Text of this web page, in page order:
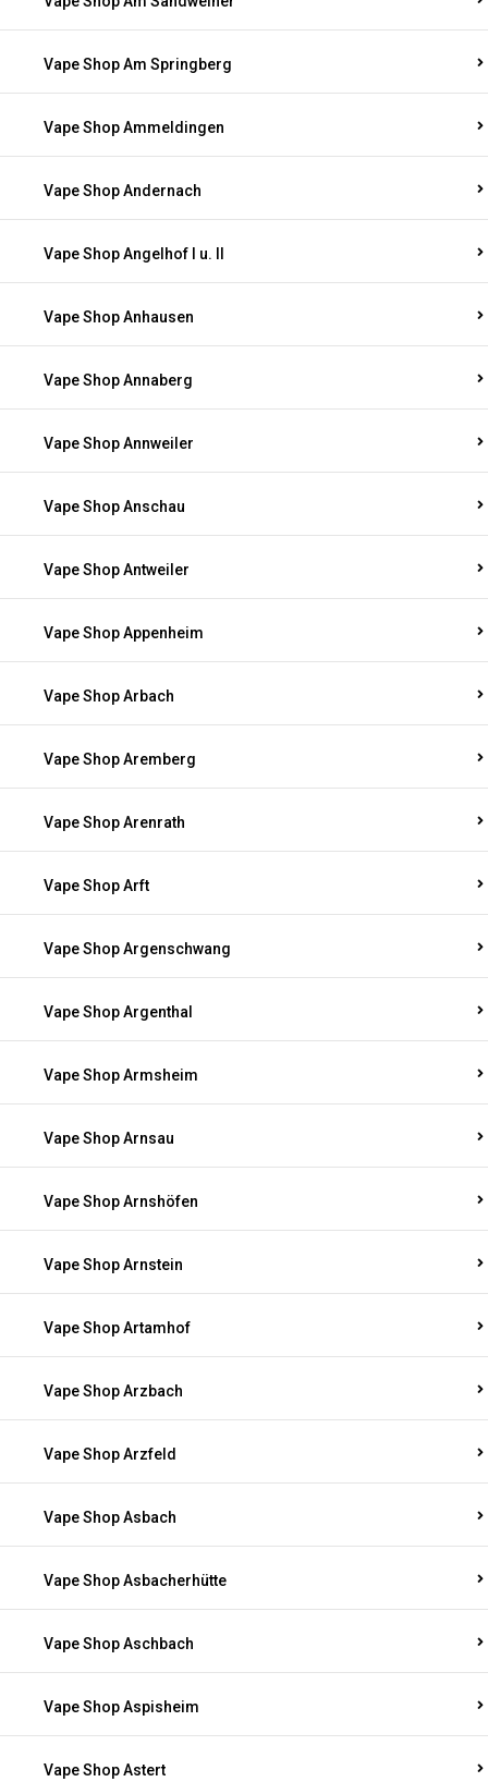
Vape Shop Am Springberg
Vape Shop Ammeldingen
Vape Shop Andernach
Vape Shop Angelhof I u. II
Vape Shop Anhausen
Vape Shop Annaberg
Vape Shop Annweiler
Vape Shop Anschau
Vape Shop Antweiler
Vape Shop Appenheim
Vape Shop Arbach
Vape Shop Aremberg
Vape Shop Arenrath
Vape Shop Arft
Vape Shop Argenschwang
Vape Shop Argenthal
Vape Shop Armsheim
Vape Shop Arnsau
Vape Shop Arnshöfen
Vape Shop Arnstein
Vape Shop Artamhof
Vape Shop Arzbach
Vape Shop Arzfeld
Vape Shop Asbach
Vape Shop Asbacherhütte
Vape Shop Aschbach
Vape Shop Aspisheim
Vape Shop Astert